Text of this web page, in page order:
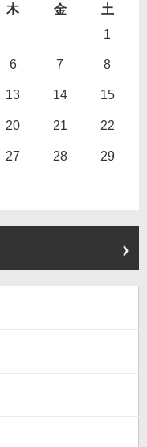
木 金
土
1
6 7 8
13 14 15
20 21 22
27 28 29